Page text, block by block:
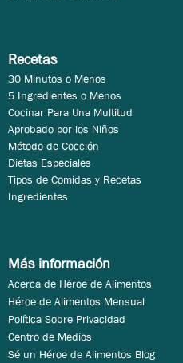
Recetas
30 Minutos o Menos
5 Ingredientes o Menos
Cocinar Para Una Multitud
Aprobado por los Niños
Método de Cocción
Dietas Especiales
Tipos de Comidas y Recetas
Ingredientes
Más información
Acerca de Héroe de Alimentos
Héroe de Alimentos Mensual
Política Sobre Privacidad
Centro de Medios
Sé un Héroe de Alimentos Blog